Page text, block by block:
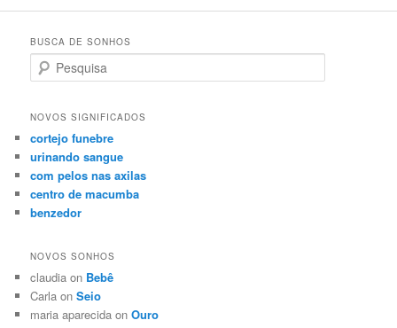
BUSCA DE SONHOS
Search
NOVOS SIGNIFICADOS
cortejo funebre
urinando sangue
com pelos nas axilas
centro de macumba
benzedor
NOVOS SONHOS
claudia on Bebê
Carla onSeio
maria aparecida onOuro